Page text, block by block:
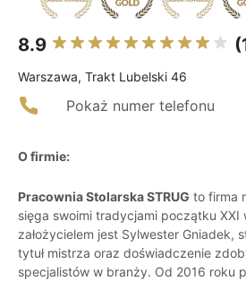
8.9
Warszawa, Trakt Lubelski 46
Pokaż numer telefonu
O firmie:
Pracownia Stolarska STRUG to firma
sięga swoimi tradycjami początku XXI
założycielem jest Sylwester Gniadek,
tytuł mistrza oraz doświadczenie
specjalistów w branży. Od 2016 roku